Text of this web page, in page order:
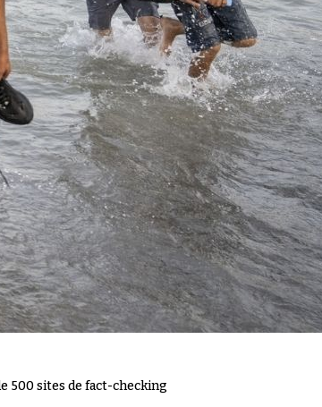
500 sites de fact-checking